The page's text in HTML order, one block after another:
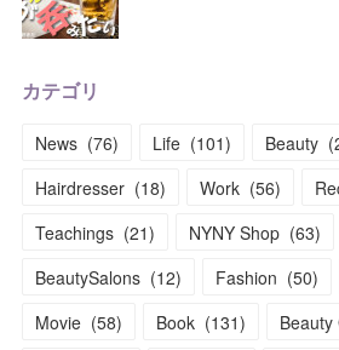
カテゴリ
News (76) Life (101) Beauty (
Hairdresser (18) Work (56)
Teachings (21) NYNY Shop (63)
BeautySalons (12) Fashion (50)
Movie (58) Book (131) Beauty